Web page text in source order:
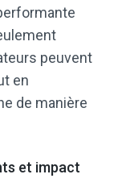
peuvent
en
de manière
et impact